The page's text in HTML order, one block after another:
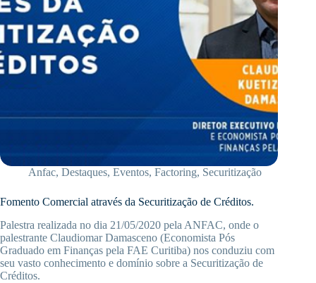
Anfac, Destaques, Eventos, Factoring, Securitização
Fomento Comercial através da Securitização de Créditos.
Palestra realizada no dia 21/05/2020 pela ANFAC, onde o
palestrante Claudiomar Damasceno (Economista Pós
Graduado em Finanças pela FAE Curitiba) nos conduziu com
seu vasto conhecimento e domínio sobre a Securitização de
Créditos.